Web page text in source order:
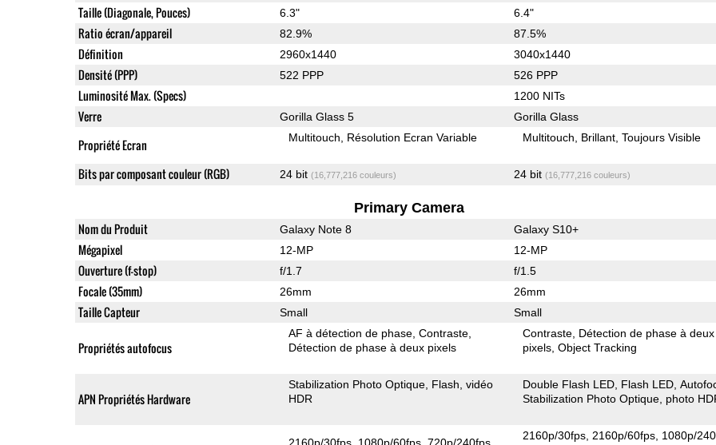
Taille (Diagonale, Pouces) 6.3" 6.4"
Ratio écran/appareil 82.9% 87.5%
Définition 2960x1440 3040x1440
Densité (PPP) 522 PPP 526 PPP
Luminosité Max. (Specs) 1200 NITs
Verre Gorilla Glass 5 Gorilla Glass
Propriété Ecran Multitouch Résolution Ecran Variable Multitouch Brillant Toujours Visible
Bits par composant couleur (RGB) 24 bit (16,777,216 couleurs) 24 bit (16,777,216 couleurs)
Primary Camera
Nom du Produit Galaxy Note 8 Galaxy S10+
Mégapixel 12-MP 12-MP
Ouverture (f-stop) f/1.7 f/1.5
Focale (35mm) 26mm 26mm
Taille Capteur Small Small
Propriétés autofocus
AF à détection de phase Contraste
Détection de phase à deux pixels
Contraste Détection de phase à deux
pixels Object Tracking
APN Propriétés Hardware
Stabilization Photo Optique Flash vidéo
HDR
Double Flash LED Flash LED
Stabilization Photo Optique photo
2160p/30fps 1080p/60fps 720p/240fps
2160p/30fps 2160p/60fps 1080p/